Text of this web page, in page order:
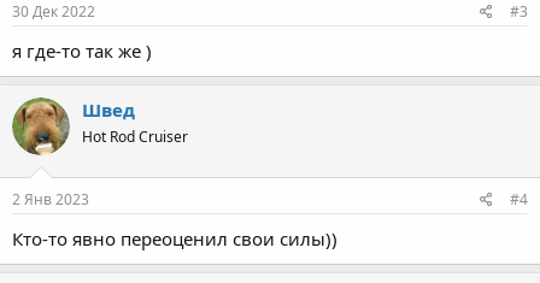
30 Дек 2022 #3
я где-то так же )
Швед
Hot Rod Cruiser
2 Янв 2023 #4
Кто-то явно переоценил свои силы))